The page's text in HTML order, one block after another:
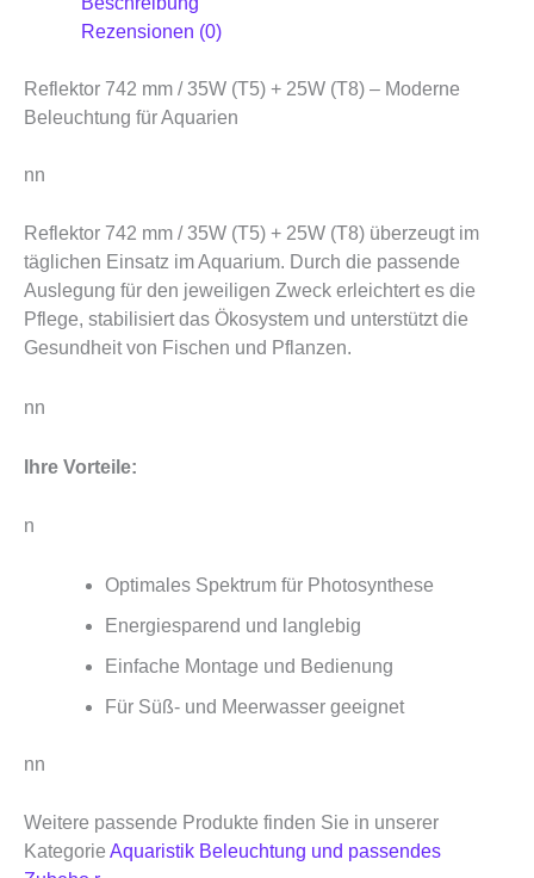
Rezensionen (0)
Reflektor 742 mm / 35W (T5) + 25W (T8) – Moderne
Beleuchtung für Aquarien
nn
Reflektor 742 mm / 35W (T5) + 25W (T8) überzeugt im
täglichen Einsatz im Aquarium. Durch die passende
Auslegung für den jeweiligen Zweck erleichtert es die
Pflege, stabilisiert das Ökosystem und unterstützt die
Gesundheit von Fischen und Pflanzen.
nn
Ihre Vorteile:
n
Optimales Spektrum für Photosynthese
Energiesparend und langlebig
Einfache Montage und Bedienung
Für Süß- und Meerwasser geeignet
nn
Weitere passende Produkte finden Sie in unserer
Kategorie Aquaristik Beleuchtung und passendes